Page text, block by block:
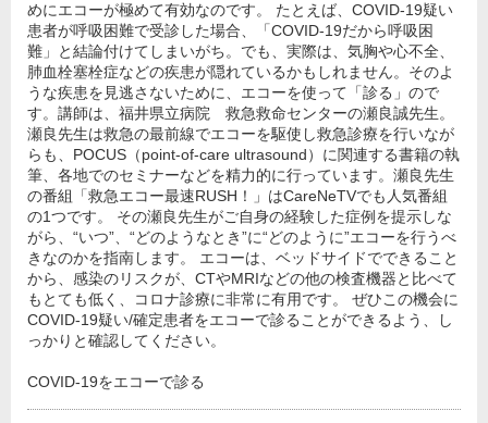
めにエコーが極めて有効なのです。 たとえば、COVID-19疑い
患者が呼吸困難で受診した場合、「COVID-19だから呼吸困
難」と結論付けてしまいがち。でも、実際は、気胸や心不全、
肺血栓塞栓症などの疾患が隠れているかもしれません。そのよ
うな疾患を見逃さないために、エコーを使って「診る」ので
す。講師は、福井県立病院 救急救命センターの瀬良誠先生。
瀬良先生は救急の最前線でエコーを駆使し救急診療を行いなが
らも、POCUS（point-of-care ultrasound）に関連する書籍の執
筆、各地でのセミナーなどを精力的に行っています。瀬良先生
の番組「救急エコー最速RUSH！」はCareNeTVでも人気番組
の1つです。 その瀬良先生がご自身の経験した症例を提示しな
がら、“いつ”、“どのようなとき”に“どのように”エコーを行うべ
きなのかを指南します。 エコーは、ベッドサイドでできること
から、感染のリスクが、CTやMRIなどの他の検査機器と比べて
もとても低く、コロナ診療に非常に有用です。 ぜひこの機会に
COVID‐19疑い/確定患者をエコーで診ることができるよう、し
っかりと確認してください。
COVID-19をエコーで診る